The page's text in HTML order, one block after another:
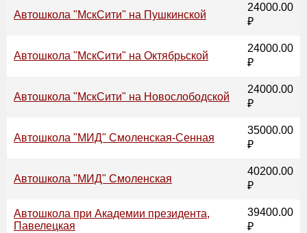
Автошкола "МскСити" на Пушкинской
24000.00
₽
Автошкола "МскСити" на Октябрьской
24000.00
₽
Автошкола "МскСити" на Новослободской
24000.00
₽
Автошкола "МИД" Смоленская-Сенная
35000.00
₽
Автошкола "МИД" Смоленская
40200.00
₽
Автошкола при Академии президента,
Павелецкая
39400.00
₽